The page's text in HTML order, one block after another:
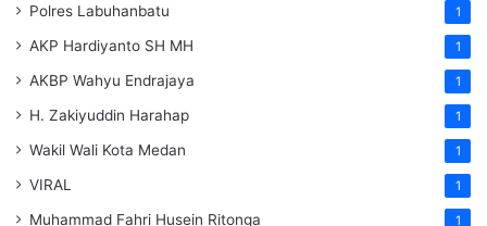
Polres Labuhanbatu 1
AKP Hardiyanto SH MH 1
AKBP Wahyu Endrajaya 1
H. Zakiyuddin Harahap 1
Wakil Wali Kota Medan 1
VIRAL 1
Muhammad Fahri Husein Ritonga 1